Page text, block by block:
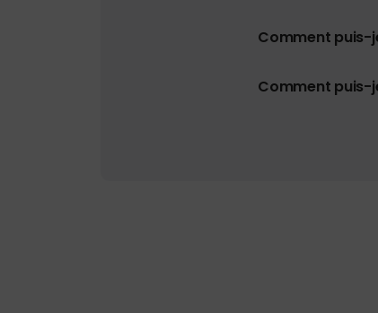
Comment puis-
Comment puis-